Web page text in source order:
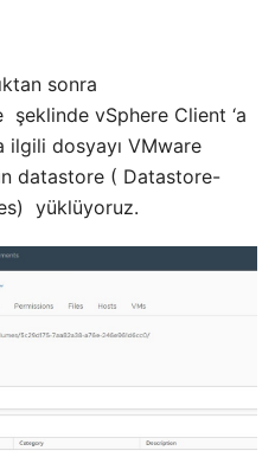
sonra
şeklinde vSphere Client ‘a
ilgili dosyayı VMware
datastore ( Datastore-
yüklüyoruz.